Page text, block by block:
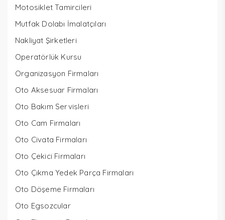
Motosiklet Tamircileri
Mutfak Dolabı İmalatçıları
Nakliyat Şirketleri
Operatörlük Kursu
Organizasyon Firmaları
Oto Aksesuar Firmaları
Oto Bakım Servisleri
Oto Cam Firmaları
Oto Civata Firmaları
Oto Çekici Firmaları
Oto Çıkma Yedek Parça Firmaları
Oto Döşeme Firmaları
Oto Egsozcular